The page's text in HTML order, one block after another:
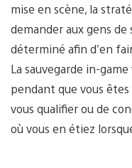
mise en scène, la
demander aux gens de
déterminé afin d’en
La sauvegarde in-
pendant que vous
vous qualifier ou de
où vous en étiez